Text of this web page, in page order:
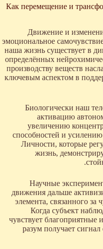
Как перемещение и
Движение и
эмоциональное
наша жизнь существует в
определённых
производству веществ
ключевым аспектом в
Биологически наш
активацию
увеличению
способностей и
Личности, которые
жизнь,
Научные
движения дальше
элемента, связанного за
Когда субъект
чувствует благоприятные
разум получает